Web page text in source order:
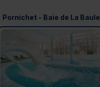
Pornichet - Baie de La Baule